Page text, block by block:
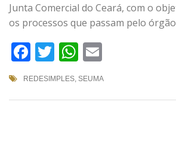
Junta Comercial do Ceará, com o
os processos que passam pelo
Facebook
TwitterWhatsApp
REDESIMPLES, SEUMA